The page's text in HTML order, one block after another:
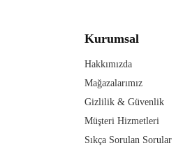
Kurumsal
Hakkımızda
Mağazalarımız
Gizlilik & Güvenlik
Müşteri Hizmetleri
Sıkça Sorulan Sorular